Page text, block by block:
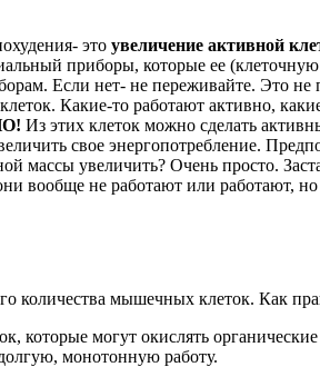
это увеличение активной
приборы, которые ее
Если нет- не переживайте. Это
Какие-то работают активно,
Из этих клеток можно сделать
свое энергопотребление.
массы увеличить? Очень просто.
вообще не работают или работают,
количества мышечных клеток. Как
которые могут окислять
монотонную работу.